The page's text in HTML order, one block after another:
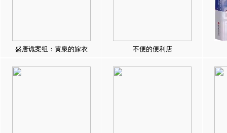
盛唐诡案组：黄泉的嫁衣 不便的便利店